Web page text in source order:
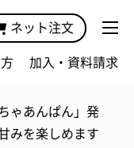
ネット注文
加入・資料請求
ゃあんぱん」発
みを楽しめます